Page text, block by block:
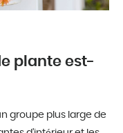
plante est-
groupe plus large de